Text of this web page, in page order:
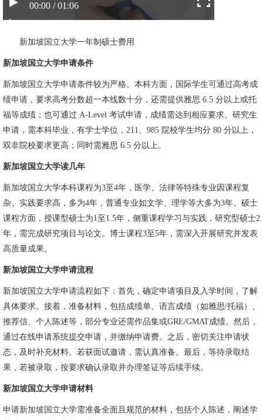
00:00 / 01:06
新加坡国立大学一年制硕士费用
新加坡国立大学申请条件
新加坡国立大学申请条件较为严格。本科方面，国际学生可通过高考成
绩申请，要求高考分数超一本线数十分，还需提供雅思 6.5 分以上或托
福等成绩；也可通过 A-Level 考试申请，成绩需达到相应要求。研究生
申请，需本科毕业，有学士学位，211、985 院校学生均分 80 分以上，
双非院校要求更高；同时需雅思 6.5 分以上。
新加坡国立大学读几年
新加坡国立大学本科课程为3至4年，医学、法律等特殊专业因课程复
杂、实践要求高，多为4年，普通专业如文学、理学等大多为3年。硕士
课程方面，授课型硕士为1至1.5年，侧重课程学习与实践，研究型硕士2
年，需完成研究项目与论文。博士课程3至5年，需深入开展研究并发表
高质量成果。
新加坡国立大学申请流程
新加坡国立大学申请流程如下：首先，确定申请项目及入学时间，了解
具体要求。接着，准备材料，包括成绩单、语言成绩（如雅思/托福）、
推荐信、个人陈述等，部分专业还需作品集或GRE/GMAT成绩。然后，
通过在线申请系统提交申请，并缴纳申请费。之后，密切关注申请状
态，及时补充材料。若获面试邀请，需认真准备。最后，等待录取结
果，若被录取，按要求确认录取并办理签证等后续手续。
新加坡国立大学申请材料
申请新加坡国立大学需准备全面且规范的材料，包括个人陈述，阐述学